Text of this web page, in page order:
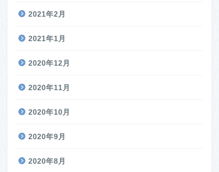
2021年2月
2021年1月
2020年12月
2020年11月
2020年10月
2020年9月
2020年8月